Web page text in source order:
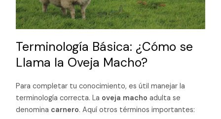
Terminología Básica: ¿Cómo se
Llama la Oveja Macho?
Para completar tu conocimiento, es útil manejar la
terminología correcta. La oveja macho adulta se
denomina carnero. Aquí otros términos importantes: